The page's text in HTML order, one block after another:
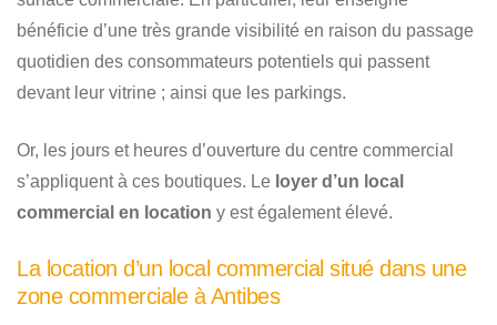
bénéficie d’une très grande visibilité en raison du passage
quotidien des consommateurs potentiels qui passent
devant leur vitrine ; ainsi que les parkings.
Or, les jours et heures d’ouverture du centre commercial
s’appliquent à ces boutiques. Le loyer d’un local
commercial en location y est également élevé.
La location d’un local commercial situé dans une
zone commerciale à Antibes